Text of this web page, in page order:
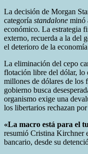
La decisión de Morgan
categoría standalone minó
económico. La estrategia
externo, recuerda a la del
el deterioro de la
La eliminación del cepo
flotación libre del dólar, lo
millones de dólares de
gobierno busca
organismo exige una
los libertarios rechazan
«La macro está para el
resumió Cristina Kirchner
bancario, desde su